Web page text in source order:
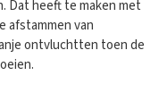
Dat heeft te maken met
afstammen van
ontvluchtten toen de